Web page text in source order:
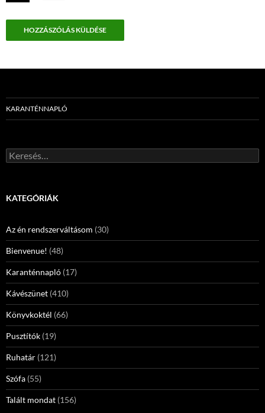
KARANTÉNNAPLÓ
Keresés:
KATEGÓRIÁK
Az én rendszerváltásom (30)
Bienvenue! (48)
Karanténnapló (17)
Kávészünet (410)
Könyvkoktél (66)
Pusztítók (19)
Ruhatár (121)
Szófa (55)
Talált mondat (156)